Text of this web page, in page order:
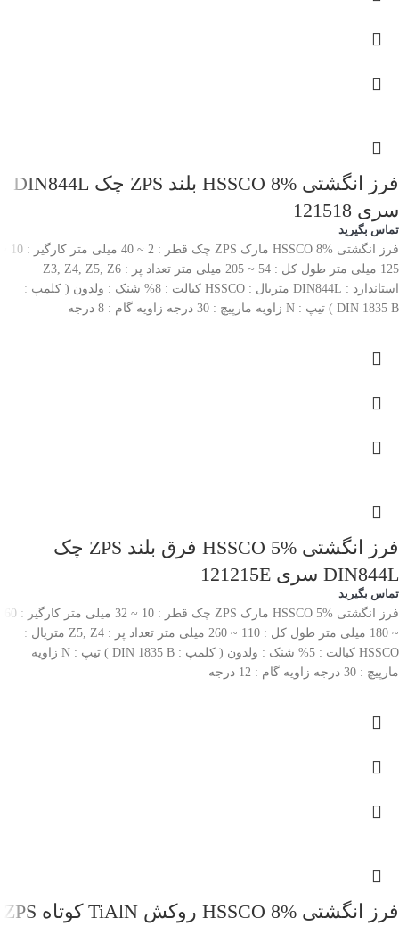
فرز انگشتی HSSCO 8% بلند ZPS چک DIN844L
سری 121518
تماس بگیرید
125 میلی متر طول کل : 54 ~ 205 میلی متر تعداد پر : Z3, Z4, Z5, Z6
استاندارد : DIN844L متریال : HSSCO کبالت : 8% شنک : ولدون ( کلمپ :
DIN 1835 B ) تیپ : N زاویه مارپیچ : 30 درجه زاویه گام : 8 درجه
فرز انگشتی HSSCO 5% فرق بلند ZPS چک
DIN844L سری 121215E
تماس بگیرید
فرز انگشتی HSSCO 5% مارک ZPS چک قطر : 10 ~ 32 میلی متر کارگیر : 60
~ 180 میلی متر طول کل : 110 ~ 260 میلی متر تعداد پر : Z5, Z4 متریال :
HSSCO کبالت : 5% شنک : ولدون ( کلمپ : DIN 1835 B ) تیپ : N زاویه
مارپیچ : 30 درجه زاویه گام : 12 درجه
فرز انگشتی HSSCO 8% روکش TiAlN کوتاه ZPS